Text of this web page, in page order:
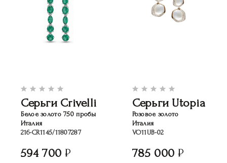
Серьги Crivelli
Белое золото 750 пробы
Италия
216-CR1145/11807287
594 700
Серьги Utopia
Розовое золото
Италия
VO11UB-02
785 000